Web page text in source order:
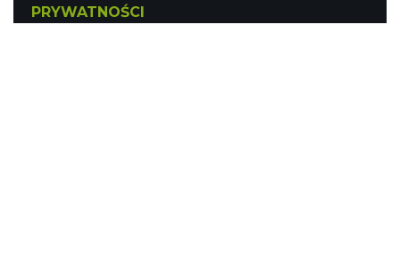
PRYWATNOŚCI